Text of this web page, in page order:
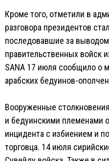
Кроме того, отметили в
разговора президентов
последовавшие за
правительственных войск
SANA 17 июля сообщило о
арабских бедуинов-
Вооруженные
и бедуинскими племенами
инцидента с избиением и
торговца. 14 июля